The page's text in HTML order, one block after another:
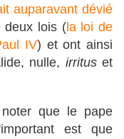
auparavant dévié
deux lois (la loi de
IV) et ont ainsi
nulle, irrituset
que le pape
est que